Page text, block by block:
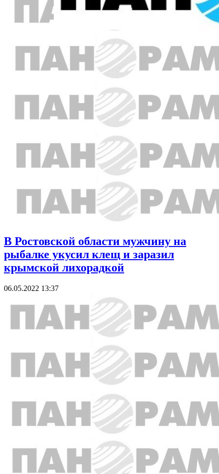
В Ростовской области мужчину на
рыбалке укусил клещ и заразил
крымской лихорадкой
06.05.2022 13:37